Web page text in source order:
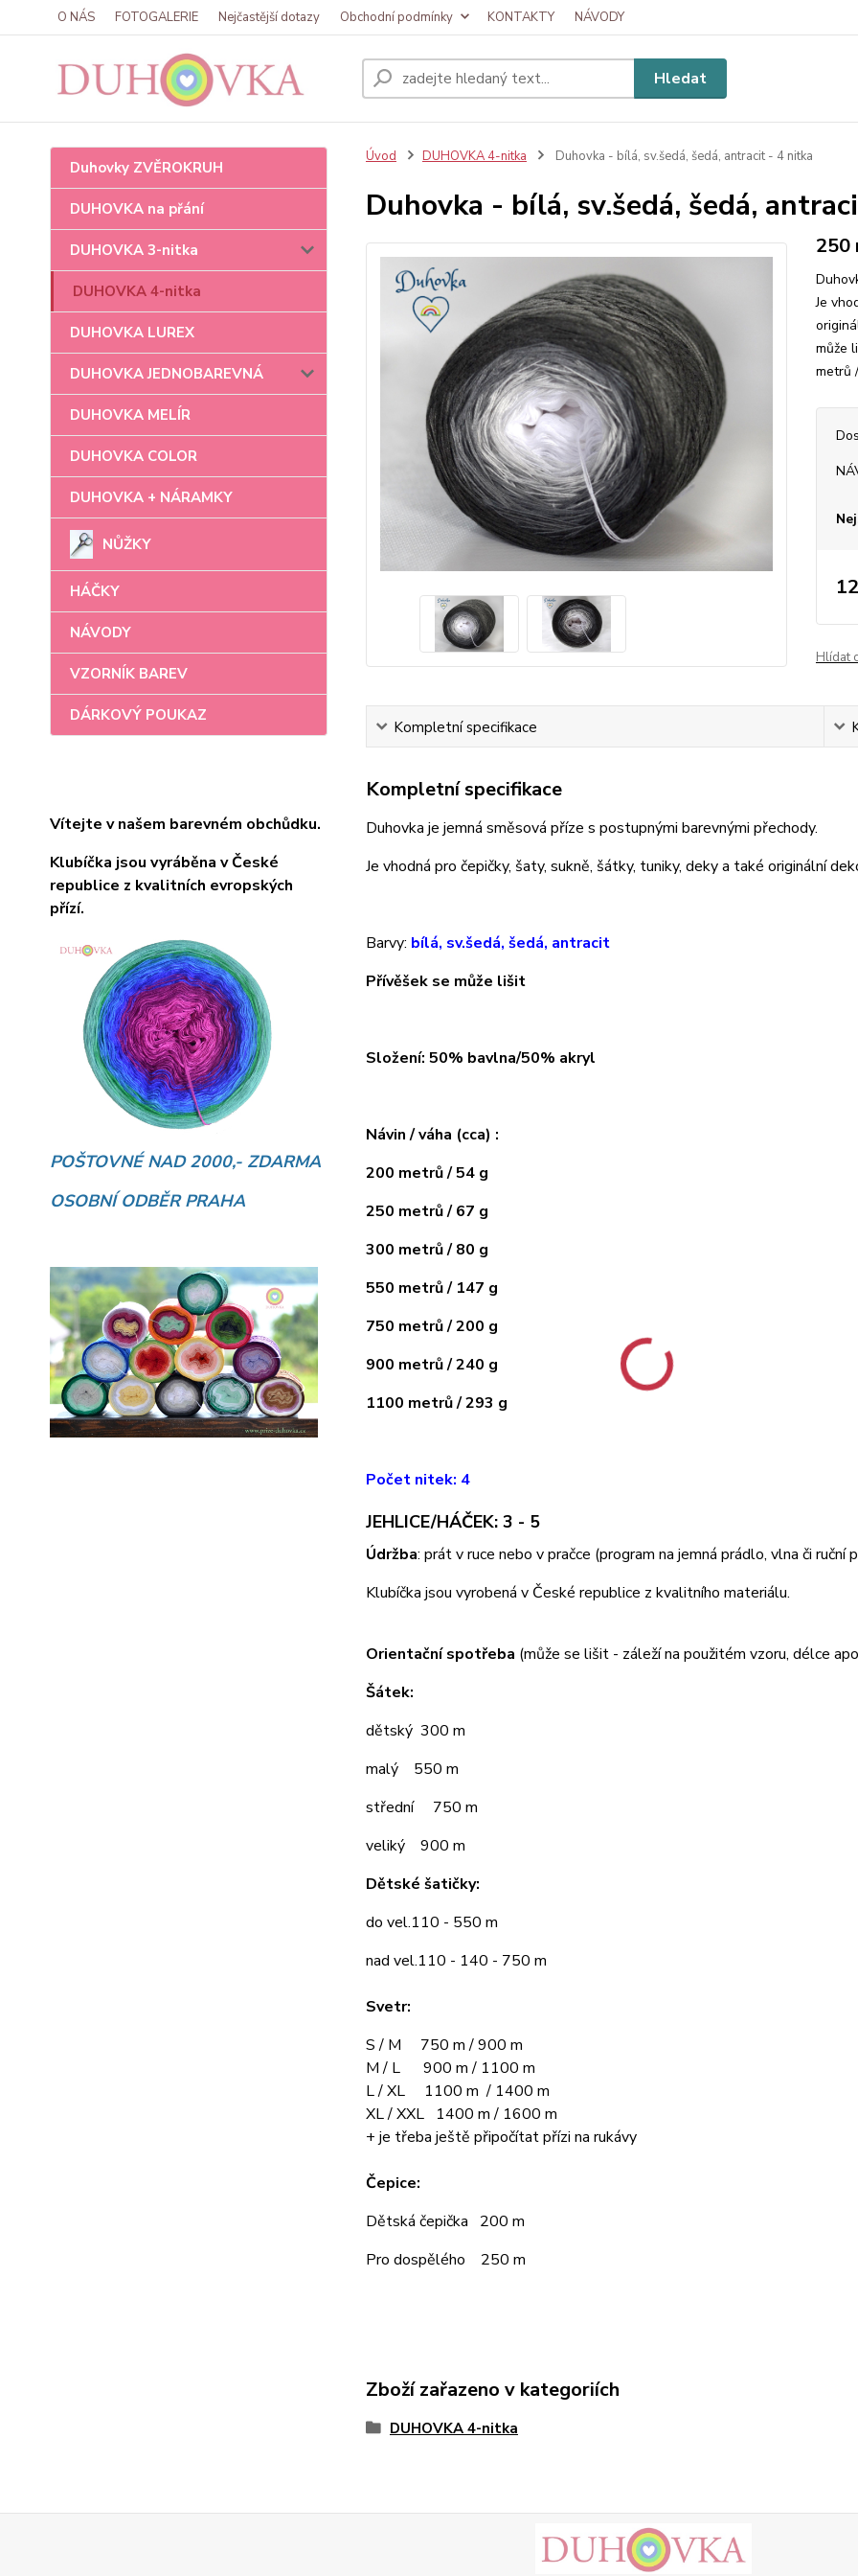
O NÁS FOTOGALERIE Nejčastější dotazy Obchodní podmínky KONTAKTY NÁVODY
Hledat
Duhovky ZVĚROKRUH
DUHOVKA na přání
DUHOVKA 3-nitka
DUHOVKA 4-nitka
DUHOVKA LUREX
DUHOVKA JEDNOBAREVNÁ
DUHOVKA MELÍR
DUHOVKA COLOR
DUHOVKA + NÁRAMKY
NŮŽKY
HÁČKY
NÁVODY
VZORNÍK BAREV
DÁRKOVÝ POUKAZ
Vítejte v našem barevném obchůdku.
Klubíčka jsou vyráběna v České
republice z kvalitních evropských
přízí.
POŠTOVNÉ NAD 2000,- ZDARMA
OSOBNÍ ODBĚR PRAHA
Úvod DUHOVKA 4-nitka Duhovka - bílá, sv.šedá, šedá, antracit - 4 nitka
Duhovka - bílá, sv.šedá, šedá,
250
Je
může
metrů
Hlídat
Kompletní specifikace
Kompletní specifikace
Duhovka je jemná směsová příze s postupnými barevnými přechody.
Je vhodná pro čepičky, šaty, sukně, šátky, tuniky, deky a také originální
Barvy: bílá, sv.šedá, šedá, antracit
Přívěšek se může lišit
Složení: 50% bavlna/50% akryl
Návin / váha (cca) :
200 metrů / 54 g
250 metrů / 67 g
300 metrů / 80 g
550 metrů / 147 g
750 metrů / 200 g
900 metrů / 240 g
1100 metrů / 293 g
Počet nitek: 4
JEHLICE/HÁČEK: 3 - 5
Údržba: prát v ruce nebo v pračce (program na jemná prádlo, vlna či
Klubíčka jsou vyrobená v České republice z kvalitního materiálu.
Orientační spotřeba (může se lišit - záleží na použitém vzoru, délce
Šátek:
dětský 300 m
malý 550 m
střední 750 m
veliký 900 m
Dětské šatičky:
do vel.110 - 550 m
nad vel.110 - 140 - 750 m
Svetr:
S / M 750 m / 900 m
M / L 900 m / 1100 m
L / XL 1100 m / 1400 m
XL / XXL 1400 m / 1600 m
+ je třeba ještě připočítat přízi na rukávy
Čepice:
Dětská čepička 200 m
Pro dospělého 250 m
Zboží zařazeno v kategoriích
DUHOVKA 4-nitka